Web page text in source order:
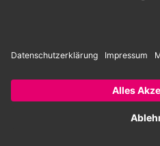
Unsere Zahlungsarten:
Rechnung SEPA-Lastschrift